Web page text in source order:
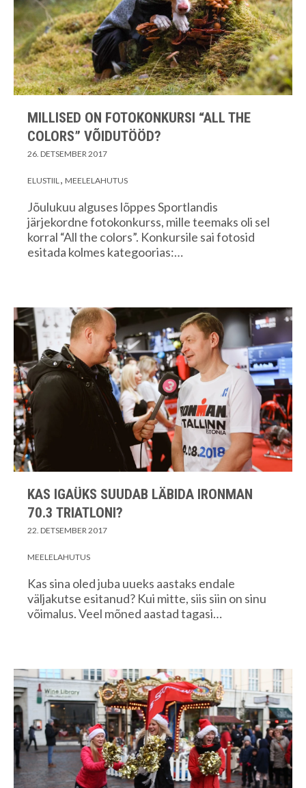
MILLISED ON FOTOKONKURSI “ALL THE
COLORS” VÕIDUTÖÖD?
26. DETSEMBER 2017
ELUSTIIL MEELELAHUTUS
Jõulukuu alguses lõppes Sportlandis
järjekordne fotokonkurss, mille teemaks oli sel
korral “All the colors”. Konkursile sai fotosid
esitada kolmes kategoorias:…
KAS IGAÜKS SUUDAB LÄBIDA IRONMAN
70.3 TRIATLONI?
22. DETSEMBER 2017
MEELELAHUTUS
Kas sina oled juba uueks aastaks endale
väljakutse esitanud? Kui mitte, siis siin on sinu
võimalus. Veel mõned aastad tagasi…